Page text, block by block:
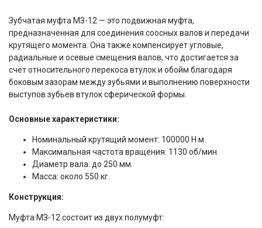
Зубчатая муфта МЗ-12 — это подвижная муфта,
предназначенная для соединения соосных валов и передачи
крутящего момента. Она также компенсирует угловые,
радиальные и осевые смещения валов, что достигается за
счёт относительного перекоса втулок и обойм благодаря
боковым зазорам между зубьями и выполнению поверхности
выступов зубьев втулок сферической формы.
Основные характеристики:
Номинальный крутящий момент: 100000 Н·м.
Максимальная частота вращения: 1130 об/мин.
Диаметр вала: до 250 мм.
Масса: около 550 кг.
Конструкция:
Муфта МЗ-12 состоит из двух полумуфт: